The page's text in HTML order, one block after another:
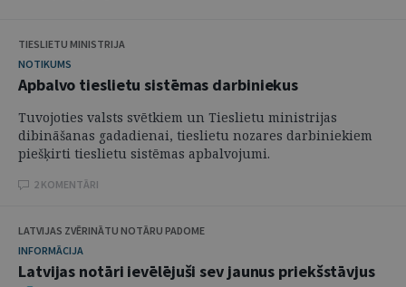
TIESLIETU MINISTRIJA
NOTIKUMS
Apbalvo tieslietu sistēmas darbiniekus
Tuvojoties valsts svētkiem un Tieslietu ministrijas
dibināšanas gadadienai, tieslietu nozares darbiniekiem
piešķirti tieslietu sistēmas apbalvojumi.
2 KOMENTĀRI
LATVIJAS ZVĒRINĀTU NOTĀRU PADOME
INFORMĀCIJA
Latvijas notāri ievēlējuši sev jaunus priekšstāvjus